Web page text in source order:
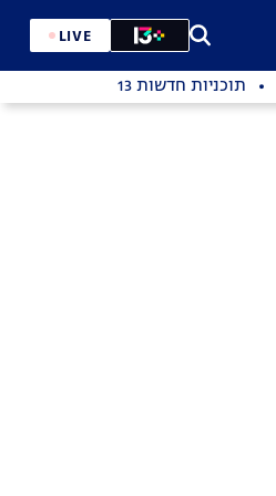
LIVE
תוכניות חדשות 13